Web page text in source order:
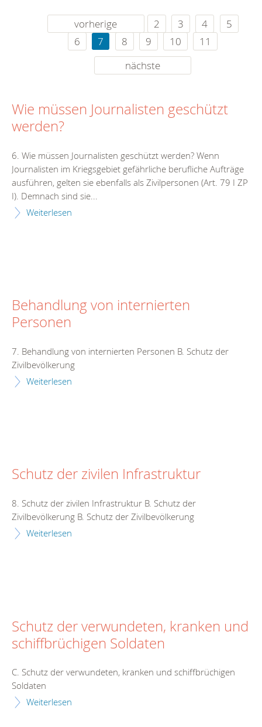
vorherige 2 3 4
5
6
7 8 9 10
11
nächste
Wie müssen Journalisten geschützt
werden?
6. Wie müssen Journalisten geschützt werden? Wenn
Journalisten im Kriegsgebiet gefährliche berufliche Aufträge
ausführen, gelten sie ebenfalls als Zivilpersonen (Art. 79 I ZP
I). Demnach sind sie...
Weiterlesen
Behandlung von internierten
Personen
7. Behandlung von internierten Personen B. Schutz der
Zivilbevölkerung
Weiterlesen
Schutz der zivilen Infrastruktur
8. Schutz der zivilen Infrastruktur B. Schutz der
Zivilbevölkerung B. Schutz der Zivilbevölkerung
Weiterlesen
Schutz der verwundeten, kranken und
schiffbrüchigen Soldaten
C. Schutz der verwundeten, kranken und schiffbrüchigen
Soldaten
Weiterlesen